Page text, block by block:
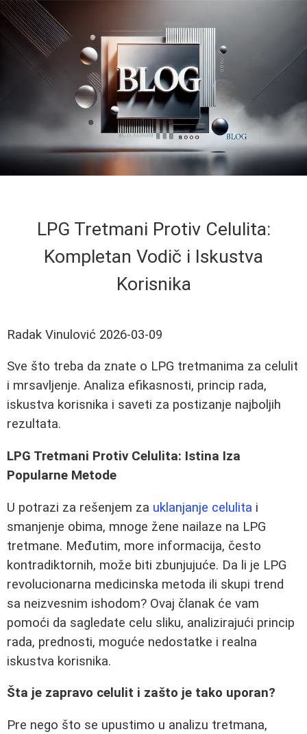
LPG Tretmani Protiv Celulita:
Kompletan Vodič i Iskustva
Korisnika
Radak Vinulović 2026-03-09
Sve što treba da znate o LPG tretmanima za celulit
i mrsavljenje. Analiza efikasnosti, princip rada,
iskustva korisnika i saveti za postizanje najboljih
rezultata.
LPG Tretmani Protiv Celulita: Istina Iza
Popularne Metode
U potrazi za rešenjem za uklanjanje celulita i
smanjenje obima, mnoge žene nailaze na LPG
tretmane. Međutim, more informacija, često
kontradiktornih, može biti zbunjujuće. Da li je LPG
revolucionarna medicinska metoda ili skupi trend
sa neizvesnim ishodom? Ovaj članak će vam
pomoći da sagledate celu sliku, analizirajući princip
rada, prednosti, moguće nedostatke i realna
iskustva korisnika.
Šta je zapravo celulit i zašto je tako uporan?
Pre nego što se upustimo u analizu tretmana,